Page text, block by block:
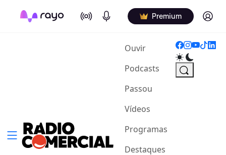
On Air Podcasts Premium Log in
Ouvir(current)
Podcasts
Passou
Vídeos
Programas
Destaques